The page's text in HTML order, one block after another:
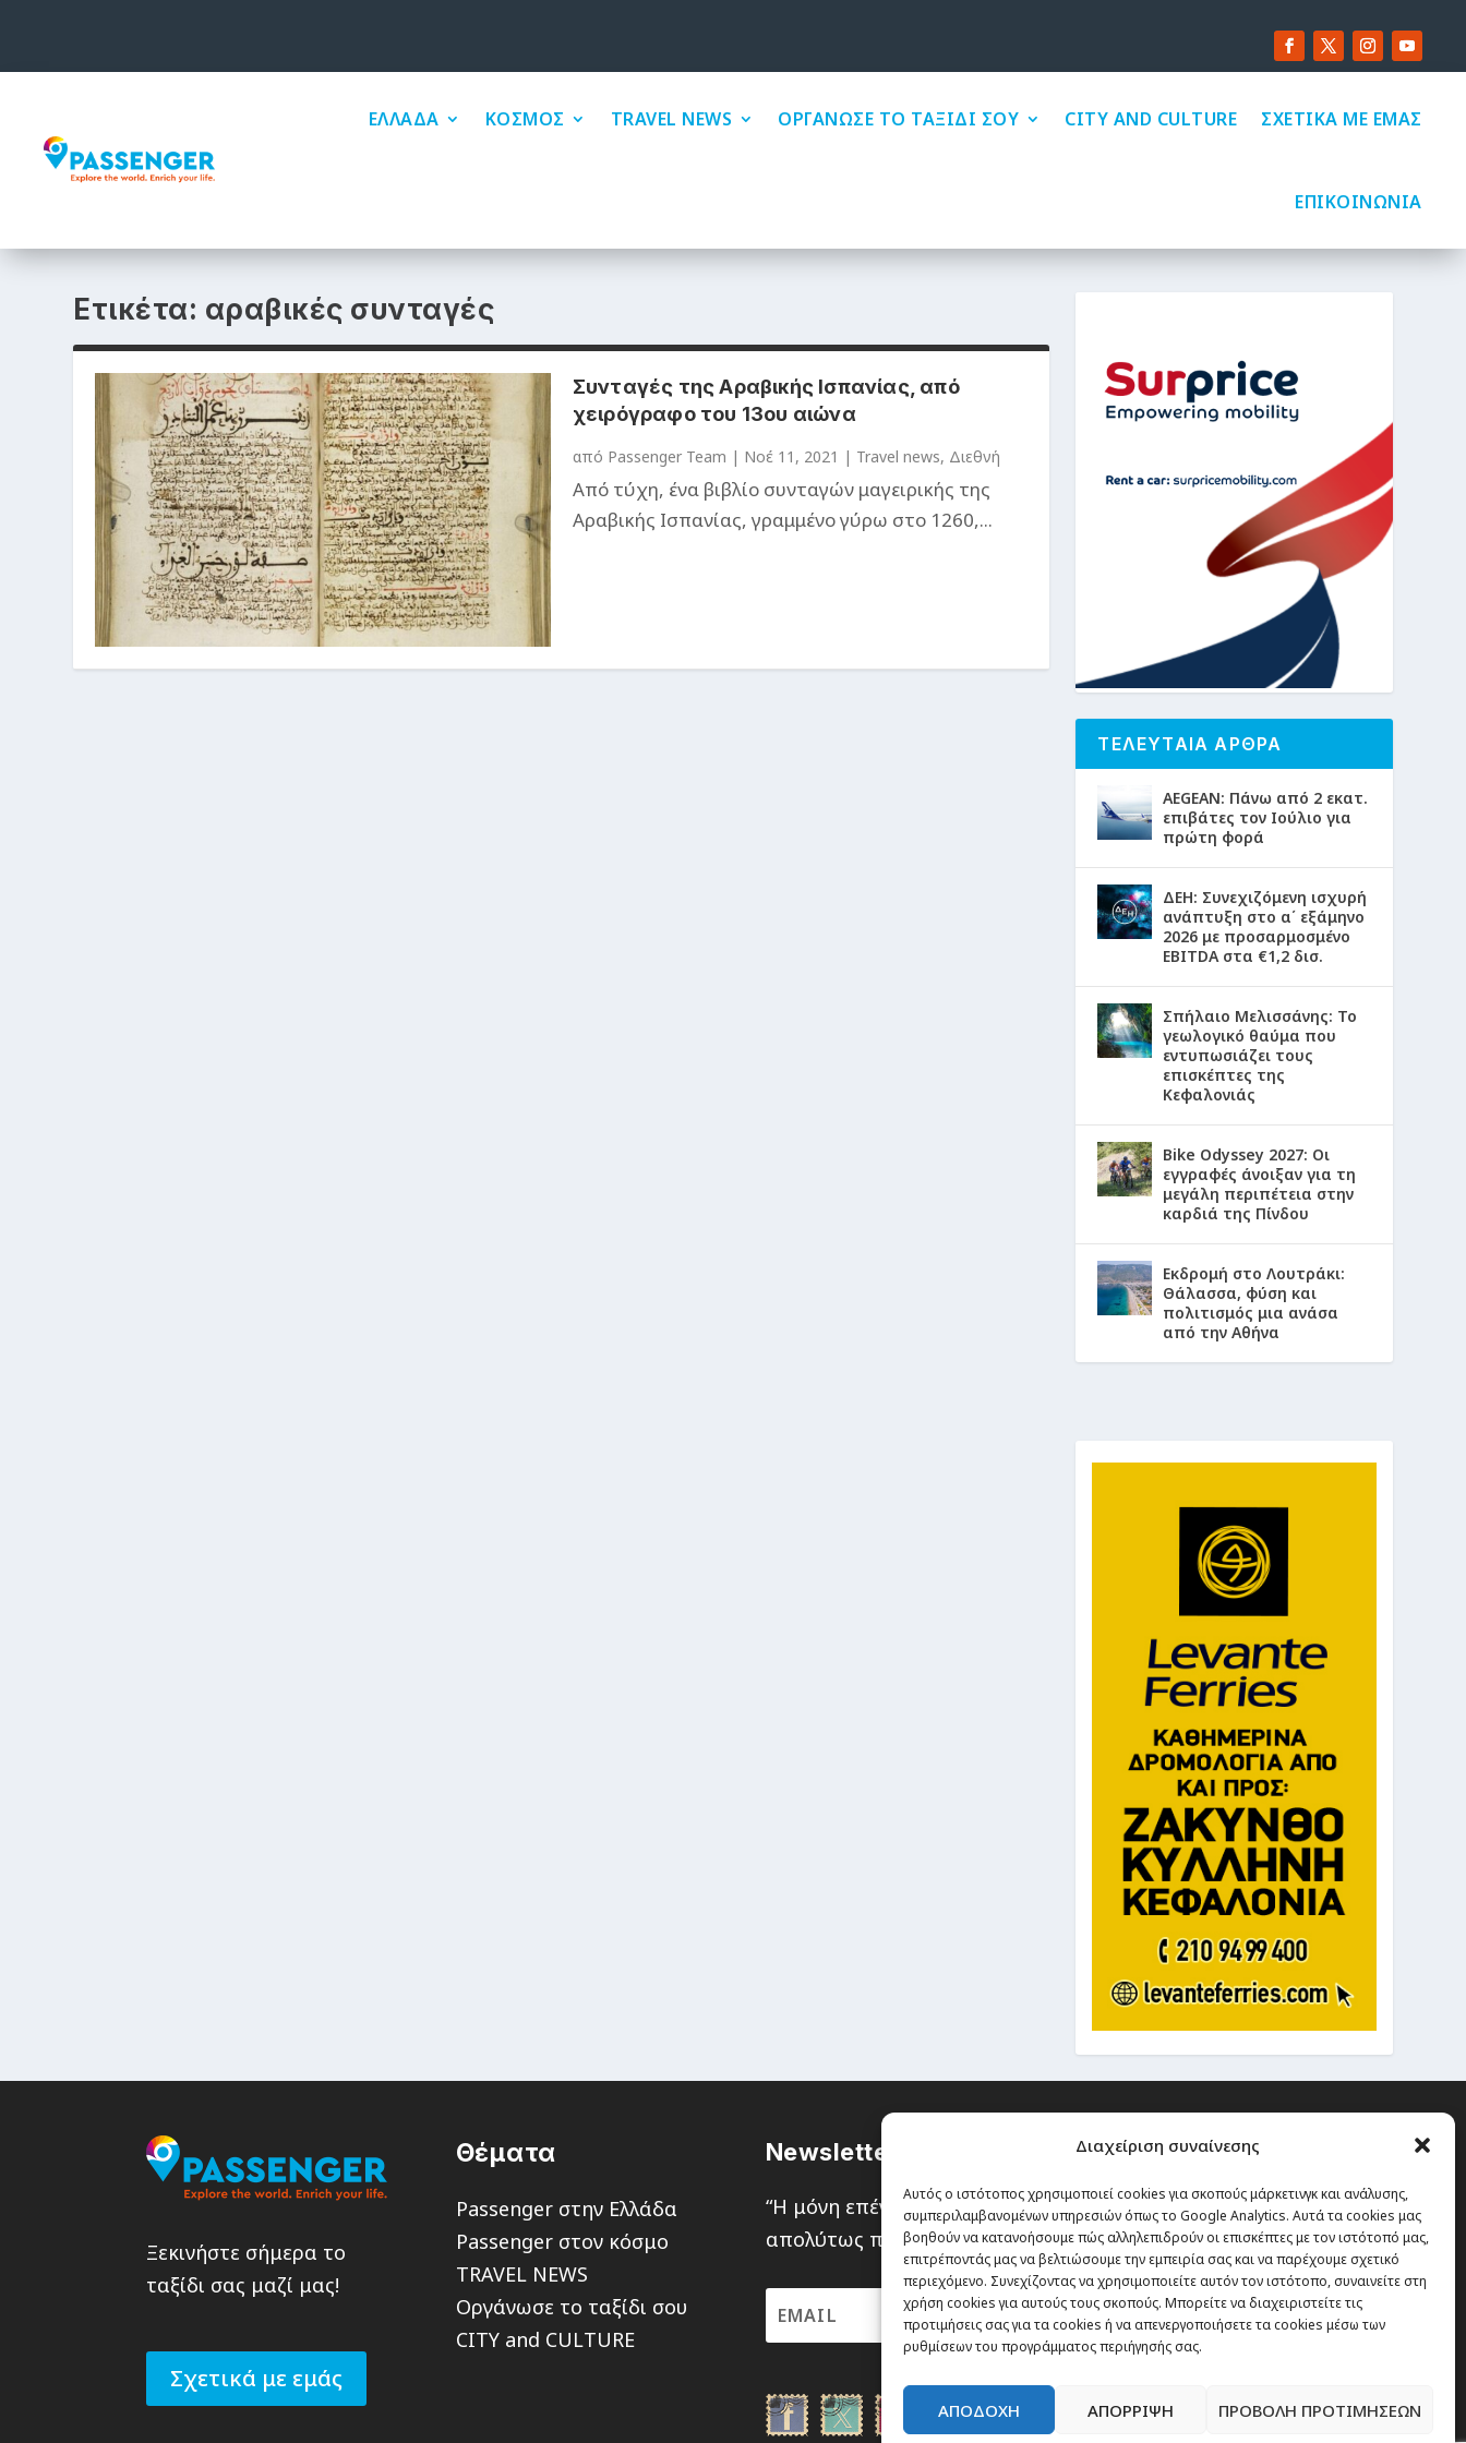
Διαχείριση συναίνεσης
Αυτός ο ιστότοπος χρησιμοποιεί cookies για σκοπούς μάρκετινγκ και ανάλυσης,
συμπεριλαμβανομένων υπηρεσιών όπως το Google Analytics. Αυτά τα cookies μας
βοηθούν να κατανοήσουμε πώς αλληλεπιδρούν οι επισκέπτες με τον ιστότοπό μας,
επιτρέποντάς μας να βελτιώσουμε την εμπειρία σας και να παρέχουμε σχετικό
περιεχόμενο. Συνεχίζοντας να χρησιμοποιείτε αυτόν τον ιστότοπο, συναινείτε στη
χρήση cookies για αυτούς τους σκοπούς. Μπορείτε να διαχειριστείτε τις
προτιμήσεις σας για τα cookies ή να απενεργοποιήσετε τα cookies μέσω των
ρυθμίσεων του προγράμματος περιήγησής σας.
ΑΠΟΔΟΧΗ ΑΠΟΡΡΙΨΗ ΠΡΟΒΟΛΗ ΠΡΟΤΙΜΗΣΕΩΝ
ΕΛΛΑΔΑ ΚΟΣΜΟΣ TRAVEL NEWS ΟΡΓΑΝΩΣΕ ΤΟ ΤΑΞΙΔΙ ΣΟΥ CITY AND CULTURE ΣΧΕΤΙΚΑ ΜΕ ΕΜΑΣ
ΕΠΙΚΟΙΝΩΝΙΑ
Ετικέτα: αραβικές συνταγές
Συνταγές της Αραβικής Ισπανίας, από
χειρόγραφο του 13ου αιώνα
από Passenger Team | Νοέ 11, 2021 | Travel news, Διεθνή
Από τύχη, ένα βιβλίο συνταγών μαγειρικής της
Αραβικής Ισπανίας, γραμμένο γύρω στο 1260,...
ΤΕΛΕΥΤΑΙΑ ΑΡΘΡΑ
AEGEAN: Πάνω από 2 εκατ.
επιβάτες τον Ιούλιο για
πρώτη φορά
ΔΕΗ: Συνεχιζόμενη ισχυρή
ανάπτυξη στο α΄ εξάμηνο
2026 με προσαρμοσμένο
EBITDA στα €1,2 δισ.
Σπήλαιο Μελισσάνης: Το
γεωλογικό θαύμα που
εντυπωσιάζει τους
επισκέπτες της
Κεφαλονιάς
Bike Odyssey 2027: Οι
εγγραφές άνοιξαν για τη
μεγάλη περιπέτεια στην
καρδιά της Πίνδου
Εκδρομή στο Λουτράκι:
Θάλασσα, φύση και
πολιτισμός μια ανάσα
από την Αθήνα
Ξεκινήστε σήμερα το
ταξίδι σας μαζί μας!
Σχετικά με εμάς
Θέματα
Passenger στην Ελλάδα
Passenger στον κόσμο
TRAVEL NEWS
Οργάνωσε το ταξίδι σου
CITY and CULTURE
Newsletter
“H μόνη επένδυση από την οποία δεν έχεις καμία
απολύτως πιθανότητα να χάσεις, είναι τα ταξίδια.”
Εγγραφή